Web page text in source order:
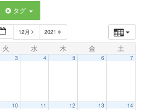
t
i
タグ
12月 2021
火 水 木 金 土
3 4 5 6 7
10 11 12 13 14